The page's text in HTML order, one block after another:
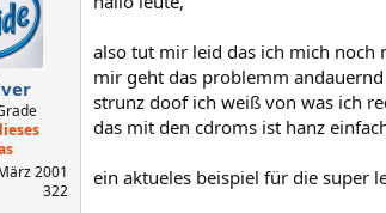
2001
322
also tut mir leid das ich mich noch
mir geht das problemm
strunz doof ich weiß von was ich
das mit den cdroms ist hanz
ein aktueles beispiel für die super